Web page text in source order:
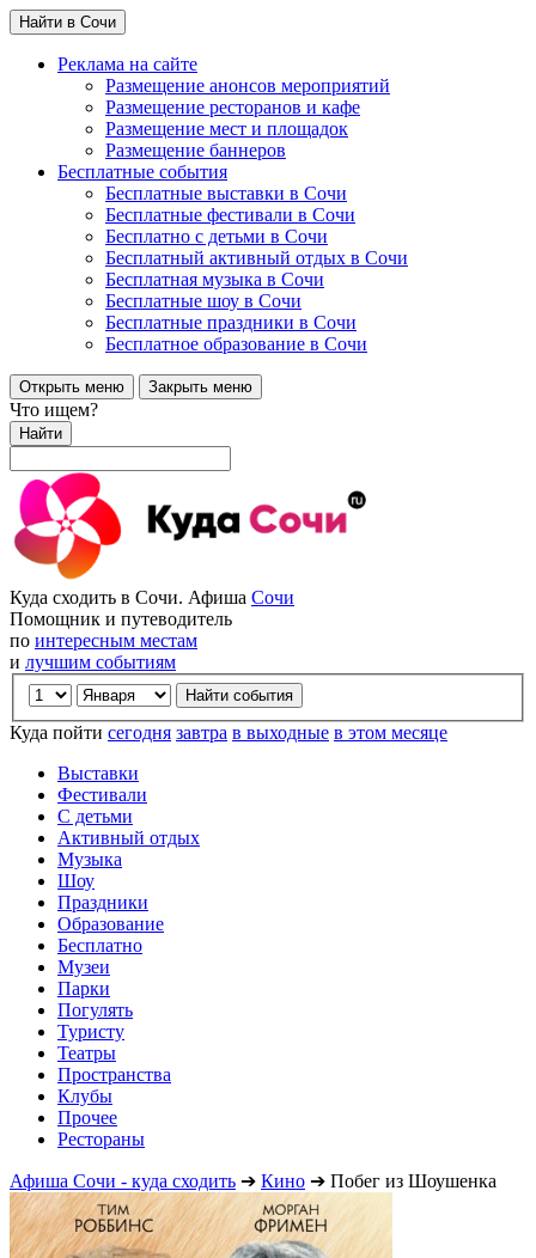
Найти в Сочи
Реклама на сайте
Размещение анонсов мероприятий
Размещение ресторанов и кафе
Размещение мест и площадок
Размещение баннеров
Бесплатные события
Бесплатные выставки в Сочи
Бесплатные фестивали в Сочи
Бесплатно с детьми в Сочи
Бесплатный активный отдых в Сочи
Бесплатная музыка в Сочи
Бесплатные шоу в Сочи
Бесплатные праздники в Сочи
Бесплатное образование в Сочи
Открыть меню Закрыть меню
Что ищем?
Найти
Куда сходить в Сочи. Афиша Сочи
Помощник и путеводитель
по интересным местам
и лучшим событиям
Куда пойти сегодня завтра в выходные в этом месяце
Выставки
Фестивали
С детьми
Активный отдых
Музыка
Шоу
Праздники
Образование
Бесплатно
Музеи
Парки
Погулять
Туристу
Театры
Пространства
Клубы
Прочее
Рестораны
Афиша Сочи - куда сходить ➔ Кино ➔ Побег из Шоушенка